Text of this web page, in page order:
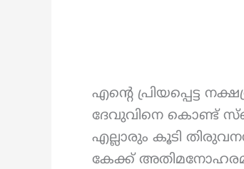
എന്റെ പ്രിയപ്പെട്ട
ദേവുവിനെ കൊണ്ട്
എല്ലാരും കൂടി
കേക്ക്